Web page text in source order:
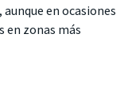
, aunque en ocasiones
en zonas más